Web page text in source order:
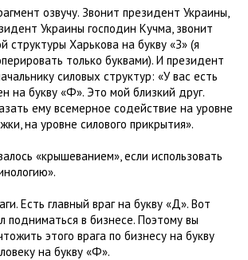
озвучу. Звонит президент Украины,
Украины господин Кучма, звонит
структуры Харькова на букву «З» (я
только буквами). И президент
силовых структур: «У вас есть
на букву «Ф». Это мой близкий друг.
ему всемерное содействие на уровне
на уровне силового прикрытия».
«крышеванием», если использовать
Есть главный враг на букву «Д». Вот
подниматься в бизнесе. Поэтому вы
этого врага по бизнесу на букву
на букву «Ф».